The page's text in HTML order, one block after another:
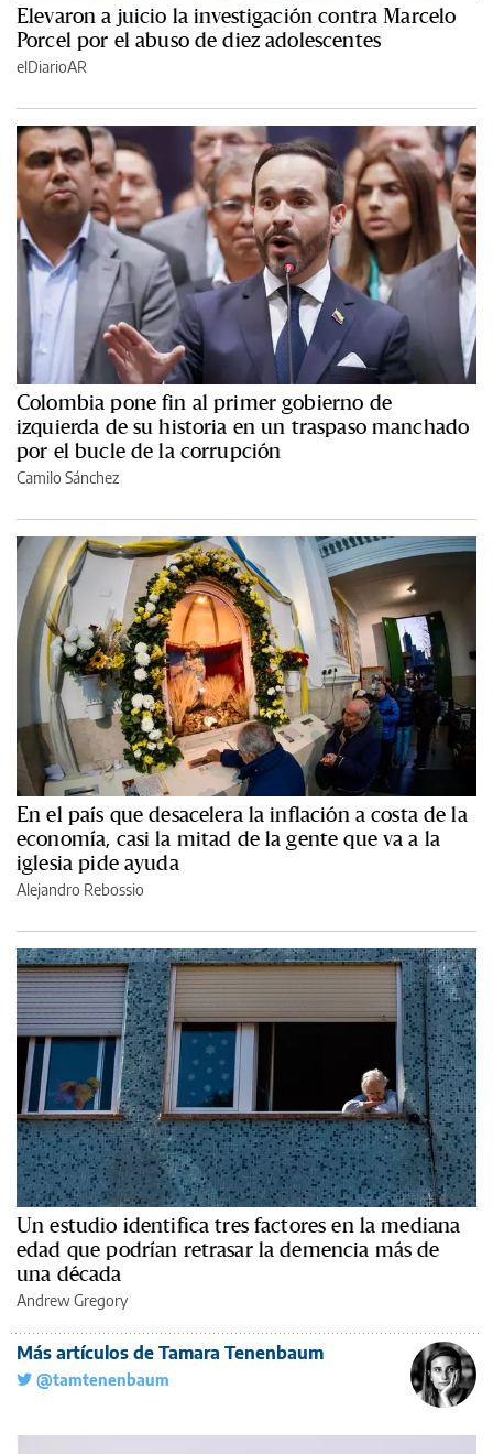
Elevaron a juicio la investigación contra Marcelo
Porcel por el abuso de diez adolescentes
elDiarioAR
Colombia pone fin al primer gobierno de
izquierda de su historia en un traspaso manchado
por el bucle de la corrupción
Camilo Sánchez
En el país que desacelera la inflación a costa de la
economía, casi la mitad de la gente que va a la
iglesia pide ayuda
Alejandro Rebossio
Un estudio identifica tres factores en la mediana
edad que podrían retrasar la demencia más de
una década
Andrew Gregory
Más artículos de Tamara Tenenbaum
@tamtenenbaum